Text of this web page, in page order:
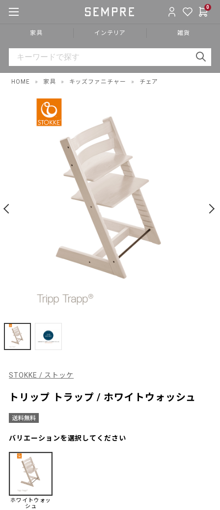
0
家具 インテリア 雑貨
HOME » 家具 » キッズファニチャー » チェア
STOKKE / ストッケ
トリップ トラップ / ホワイトウォッシュ
バリエーションを選択してください
ホワイトウォッ
シュ